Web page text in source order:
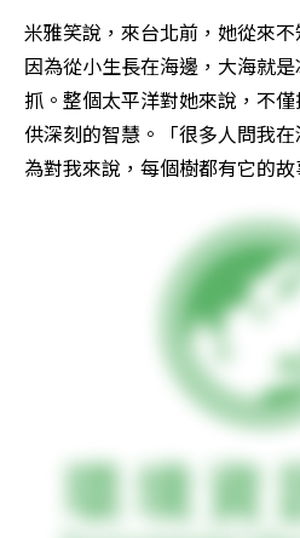
米雅笑說，來台北前，她從來
因為從小生長在海邊，大海就
抓。整個太平洋對她來說，不
供深刻的智慧。「很多人問我
為對我來說，每個樹都有它的故